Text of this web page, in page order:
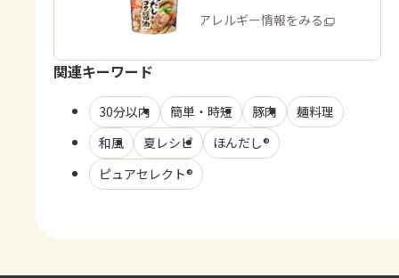
商品・アレルギー情報をみる
関連キーワード
30分以内 簡単・時短 豚肉
麺料理
和風
夏レシピ
ほんだし®
ピュアセレクト®